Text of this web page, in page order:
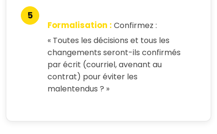
Formalisation : Confirmez :
« Toutes les décisions et tous les
changements seront-ils confirmés
par écrit (courriel, avenant au
contrat) pour éviter les
malentendus ? »